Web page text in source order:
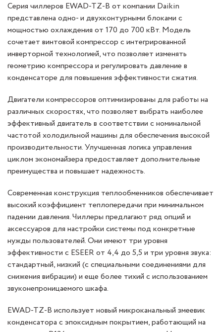
Серия чиллеров EWAD-TZ-B от компании Daikin
представлена одно- и двухконтурными блоками с
мощностью охлаждения от 170 до 700 кВт. Модель
сочетает винтовой компрессор с интегрированной
инверторной технологией, что позволяет изменять
геометрию компрессора и регулировать давление в
конденсаторе для повышения эффективности сжатия.
Двигатели компрессоров оптимизированы для работы на
различных скоростях, что позволяет выбрать наиболее
эффективный двигатель в соответствии с номинальной
частотой холодильной машины для обеспечения высокой
производительности. Улучшенная логика управления
циклом экономайзера предоставляет дополнительные
преимущества и повышает надежность.
Современная конструкция теплообменников обеспечивает
высокий коэффициент теплопередачи при минимальном
падении давления. Чиллеры предлагают ряд опций и
аксессуаров для настройки системы под конкретные
нужды пользователей. Они имеют три уровня
эффективности с ESEER от 4,4 до 5,5 и три уровня звука:
стандартный, низкий (с специальными соединениями для
снижения вибрации) и еще более тихий с использованием
звуконепроницаемого шкафа.
EWAD-TZ-B использует новый микроканальный змеевик
конденсатора с эпоксидным покрытием, работающий на